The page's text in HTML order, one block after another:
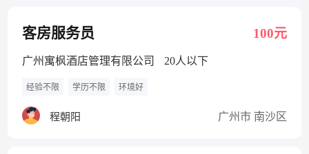
客房服务员 100元
广州寓枫酒店管理有限公司 20人以下
经验不限 学历不限 环境好
程朝阳 广州市 南沙区